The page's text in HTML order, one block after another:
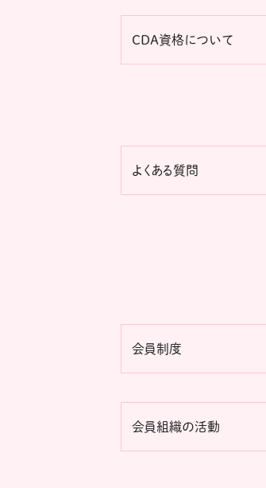
CDA資格について
よくある質問
会員制度
会員組織の活動